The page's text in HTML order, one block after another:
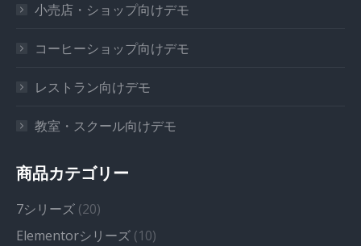
小売店・ショップ向けデモ
コーヒーショップ向けデモ
レストラン向けデモ
教室・スクール向けデモ
商品カテゴリー
7シリーズ (20)
Elementorシリーズ (10)